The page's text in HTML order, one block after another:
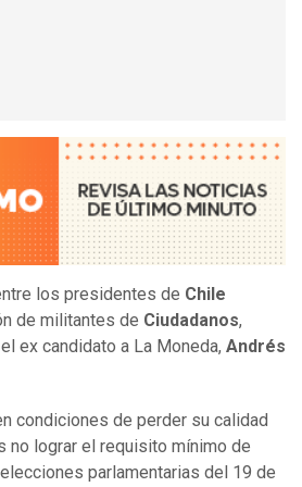
los presidentes de Chile
de militantes de Ciudadanos,
ex candidato a La Moneda, Andrés
condiciones de perder su calidad
no lograr el requisito mínimo de
parlamentarias del 19 de